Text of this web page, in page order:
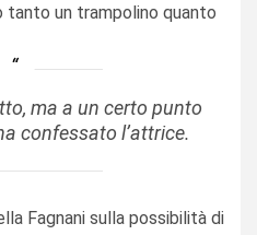
un trampolino quanto
ma a un certo punto
confessato l’attrice.
Fagnani sulla possibilità di